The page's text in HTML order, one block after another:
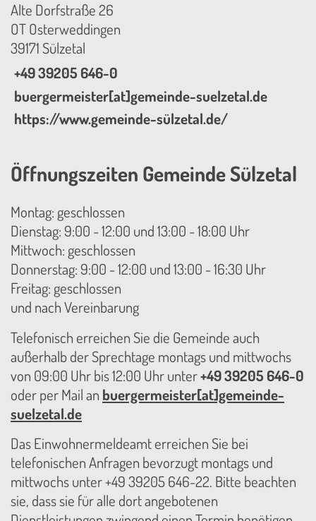
Alte Dorfstraße 26
OT Osterweddingen
39171 Sülzetal
+49 39205 646-0
buergermeister[at]gemeinde-suelzetal.de
https://www.gemeinde-sülzetal.de/
Öffnungszeiten Gemeinde Sülzetal
Montag: geschlossen
Dienstag: 9:00 - 12:00 und 13:00 - 18:00 Uhr
Mittwoch: geschlossen
Donnerstag: 9:00 - 12:00 und 13:00 - 16:30 Uhr
Freitag: geschlossen
und nach Vereinbarung
Telefonisch erreichen Sie die Gemeinde auch
außerhalb der Sprechtage montags und mittwochs
von 09:00 Uhr bis 12:00 Uhr unter+49 39205 646-0
oder per Mail an buergermeister[at]gemeinde-
suelzetal.de
Das Einwohnermeldeamt erreichen Sie bei
telefonischen Anfragen bevorzugt montags und
mittwochs unter +49 39205 646-22. Bitte beachten
sie, dass sie für alle dort angebotenen